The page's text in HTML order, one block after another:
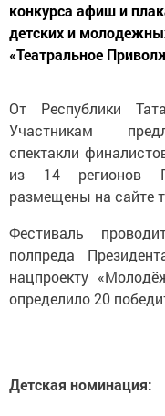
конкурса афиш и
детских и
«Театральное
От Республики
Участникам
спектакли
из 14 регионов
размещены на сайте
Фестиваль
полпреда
нацпроекту
определило 20
Детская номинация: